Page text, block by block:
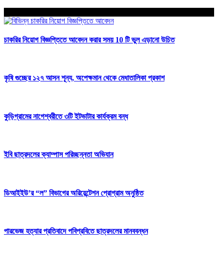
চাকরির নিয়োগ বিজ্ঞপ্তিতে আবেদন করার সময় 10 টি ভুল এড়ানো উচিত
কৃষি গুচ্ছের ১২৭ আসন শূন্য, অপেক্ষমান থেকে মেধাতালিকা প্রকাশ
কুড়িগ্রামের নাগেশ্বরীতে ৩টি ইটভাটার কার্যক্রম বন্ধ
ইবি ছাত্রদলের ক্যাম্পাস পরিচ্ছন্নতা অভিযান
ডিআইইউ’র “ল” বিভাগের অরিয়েন্টেশন প্রোগ্রাম অনুষ্ঠিত
পারভেজ হত্যার প্রতিবাদে পবিপ্রবিতে ছাত্রদলের মানববন্ধন